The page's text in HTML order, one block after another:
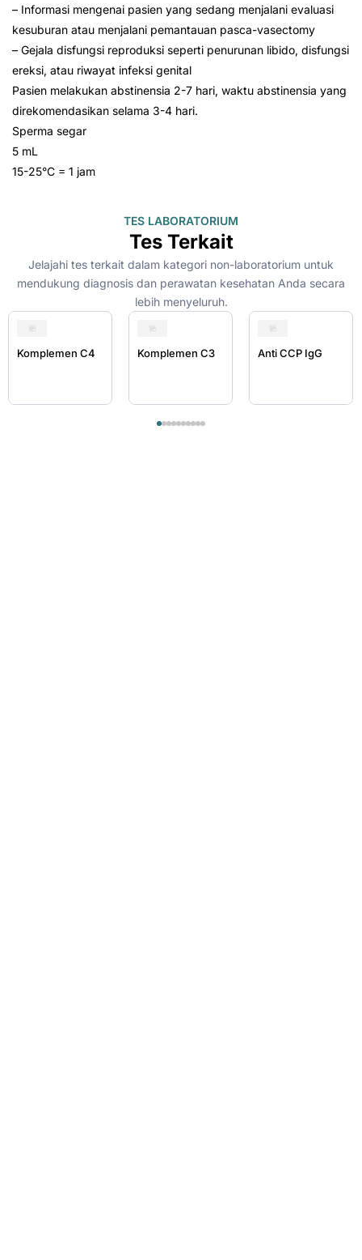
– Informasi mengenai pasien yang sedang menjalani evaluasi
kesuburan atau menjalani pemantauan pasca-vasectomy
– Gejala disfungsi reproduksi seperti penurunan libido, disfungsi
ereksi, atau riwayat infeksi genital
Pasien melakukan abstinensia 2-7 hari, waktu abstinensia yang
direkomendasikan selama 3-4 hari.
Sperma segar
5 mL
15-25°C = 1 jam
TES LABORATORIUM
Tes Terkait
Jelajahi tes terkait dalam kategori non-laboratorium untuk
mendukung diagnosis dan perawatan kesehatan Anda secara
lebih menyeluruh.
Komplemen C4 Komplemen C3 Anti CCP IgG